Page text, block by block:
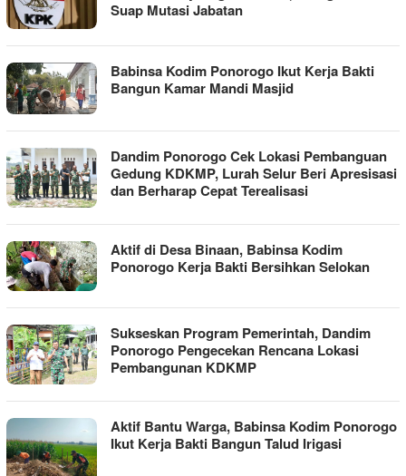
Suap Mutasi Jabatan
Babinsa Kodim Ponorogo Ikut Kerja Bakti
Bangun Kamar Mandi Masjid
Dandim Ponorogo Cek Lokasi Pembanguan
Gedung KDKMP, Lurah Selur Beri Apresisasi
dan Berharap Cepat Terealisasi
Aktif di Desa Binaan, Babinsa Kodim
Ponorogo Kerja Bakti Bersihkan Selokan
Sukseskan Program Pemerintah, Dandim
Ponorogo Pengecekan Rencana Lokasi
Pembangunan KDKMP
Aktif Bantu Warga, Babinsa Kodim Ponorogo
Ikut Kerja Bakti Bangun Talud Irigasi